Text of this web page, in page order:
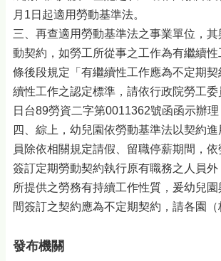
月1日起適用勞動基準法。
三、再查適用勞動基準法之事業單位，
動契約，如勞工所從事之工作為有繼續
條後段規定「有繼續性工作應為不定期
續性工作之認定標準，請依行政院勞工
日台89勞資二字第0011362號函函示辦理
四、綜上，幼兒園依勞動基準法以契約進
員除依相關規定請假、留職停薪期間，
簽訂定期勞動契約執行原有職務之人員外
所提供之勞務有持續工作性質，爰幼兒
間簽訂之契約應為不定期契約，請各園（
發布機關